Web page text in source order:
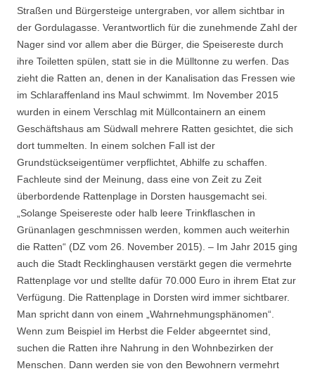
Straßen und Bürgersteige untergraben, vor allem sichtbar in
der Gordulagasse. Verantwortlich für die zunehmende Zahl der
Nager sind vor allem aber die Bürger, die Speisereste durch
ihre Toiletten spülen, statt sie in die Mülltonne zu werfen. Das
zieht die Ratten an, denen in der Kanalisation das Fressen wie
im Schlaraffenland ins Maul schwimmt. Im November 2015
wurden in einem Verschlag mit Müllcontainern an einem
Geschäftshaus am Südwall mehrere Ratten gesichtet, die sich
dort tummelten. In einem solchen Fall ist der
Grundstückseigentümer verpflichtet, Abhilfe zu schaffen.
Fachleute sind der Meinung, dass eine von Zeit zu Zeit
überbordende Rattenplage in Dorsten hausgemacht sei.
„Solange Speisereste oder halb leere Trinkflaschen in
Grünanlagen geschmnissen werden, kommen auch weiterhin
die Ratten“ (DZ vom 26. November 2015). – Im Jahr 2015 ging
auch die Stadt Recklinghausen verstärkt gegen die vermehrte
Rattenplage vor und stellte dafür 70.000 Euro in ihrem Etat zur
Verfügung. Die Rattenplage in Dorsten wird immer sichtbarer.
Man spricht dann von einem „Wahrnehmungsphänomen“.
Wenn zum Beispiel im Herbst die Felder abgeerntet sind,
suchen die Ratten ihre Nahrung in den Wohnbezirken der
Menschen. Dann werden sie von den Bewohnern vermehrt